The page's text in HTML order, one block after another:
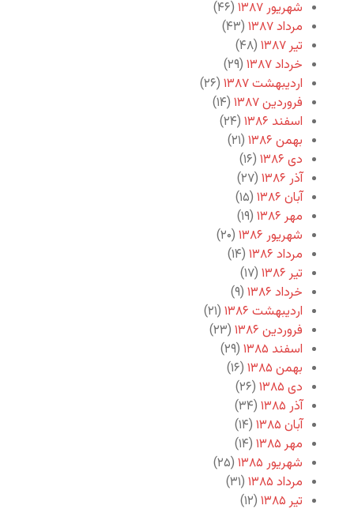
شهریور ۱۳۸۷
(۴۶)
مرداد ۱۳۸۷
(۴۳)
تیر ۱۳۸۷
(۴۸)
خرداد ۱۳۸۷
(۲۹)
اردیبهشت ۱۳۸۷
(۲۶)
فروردین ۱۳۸۷
(۱۴)
اسفند ۱۳۸۶
(۲۴)
بهمن ۱۳۸۶
(۲۱)
دی ۱۳۸۶
(۱۶)
آذر ۱۳۸۶
(۲۷)
آبان ۱۳۸۶
(۱۵)
مهر ۱۳۸۶
(۱۹)
شهریور ۱۳۸۶
(۲۰)
مرداد ۱۳۸۶
(۱۴)
تیر ۱۳۸۶
(۱۷)
خرداد ۱۳۸۶
(۹)
اردیبهشت ۱۳۸۶
(۲۱)
فروردین ۱۳۸۶
(۲۳)
اسفند ۱۳۸۵
(۲۹)
بهمن ۱۳۸۵
(۱۶)
دی ۱۳۸۵
(۲۶)
آذر ۱۳۸۵
(۳۴)
آبان ۱۳۸۵
(۱۴)
مهر ۱۳۸۵
(۱۴)
شهریور ۱۳۸۵
(۲۵)
مرداد ۱۳۸۵
(۳۱)
تیر ۱۳۸۵
(۱۲)